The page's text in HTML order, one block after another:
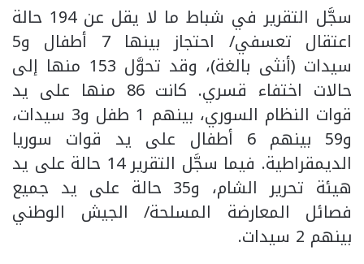
سجَّل التقرير في شباط ما لا يقل عن 194 حالة
اعتقال تعسفي/ احتجاز بينها 7 أطفال و5
سيدات (أنثى بالغة)، وقد تحوَّل 153 منها إلى
حالات اختفاء قسري. كانت 86 منها على يد
قوات النظام السوري، بينهم 1 طفل و3 سيدات،
و59 بينهم 6 أطفال على يد قوات سوريا
الديمقراطية. فيما سجَّل التقرير 14 حالة على يد
هيئة تحرير الشام، و35 حالة على يد جميع
فصائل المعارضة المسلحة/ الجيش الوطني
بينهم 2 سيدات.